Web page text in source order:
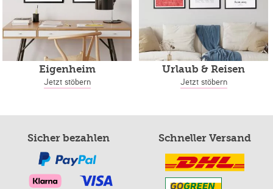
Eigenheim
Jetzt stöbern
Urlaub & Reisen
Jetzt stöbern
Sicher bezahlen Schneller Versand